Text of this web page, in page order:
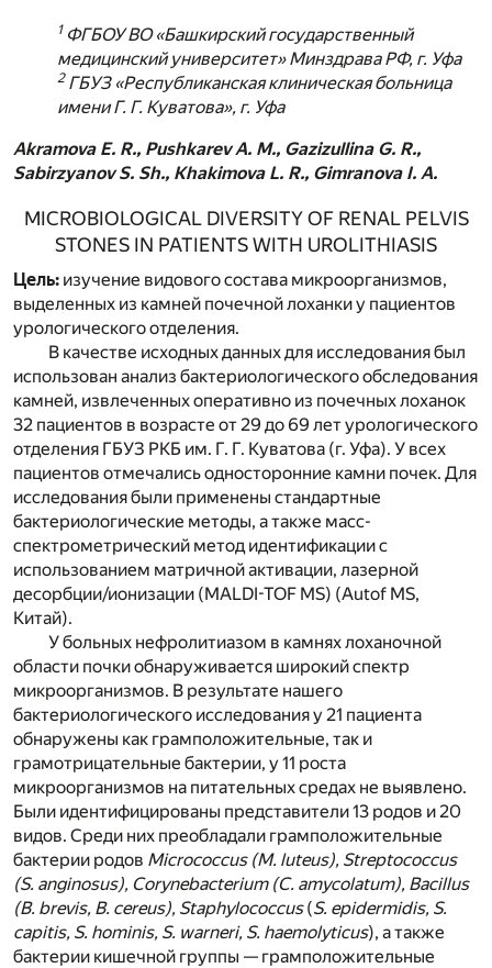
1 ФГБОУ ВО «Башкирский государственный
медицинский университет» Минздрава РФ, г. Уфа
2ГБУЗ «Республиканская клиническая больница
имени Г. Г. Куватова», г. Уфа
Akramova E. R., Pushkarev A. M., Gazizullina G. R.,
Sabirzyanov S. Sh., Khakimova L. R., Gimranova I. A.
MICROBIOLOGICAL DIVERSITY OF RENAL PELVIS
STONES IN PATIENTS WITH UROLITHIASIS
Цель: изучение видового состава микроорганизмов,
выделенных из камней почечной лоханки у пациентов
урологического отделения.
В качестве исходных данных для исследования был
использован анализ бактериологического обследования
камней, извлеченных оперативно из почечных лоханок
32 пациентов в возрасте от 29 до 69 лет урологического
отделения ГБУЗ РКБ им. Г. Г. Куватова (г. Уфа). У всех
пациентов отмечались односторонние камни почек. Для
исследования были применены стандартные
бактериологические методы, а также масс-
спектрометрический метод идентификации с
использованием матричной активации, лазерной
десорбции/ионизации (MALDI-TOF MS) (Autof MS,
Китай).
У больных нефролитиазом в камнях лоханочной
области почки обнаруживается широкий спектр
микроорганизмов. В результате нашего
бактериологического исследования у 21 пациента
обнаружены как грамположительные, так и
грамотрицательные бактерии, у 11 роста
микроорганизмов на питательных средах не выявлено.
Были идентифицированы представители 13 родов и 20
видов. Среди них преобладали грамположительные
бактерии родов Micrococcus (M. luteus), Streptococcus
(S. anginosus), Corynebacterium (C. amycolatum), Bacillus
(B. brevis, B. cereus), Staphylococcus(S. epidermidis, S.
capitis, S. hominis, S. warneri, S. haemolyticus), а также
бактерии кишечной группы — грамположительные